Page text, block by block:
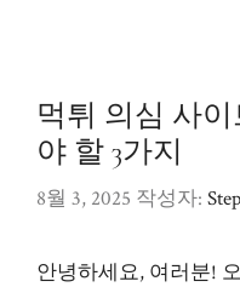
먹튀 의심 사
야 할 3가지
8월 3, 2025 작성자:
안녕하세요, 여러분!